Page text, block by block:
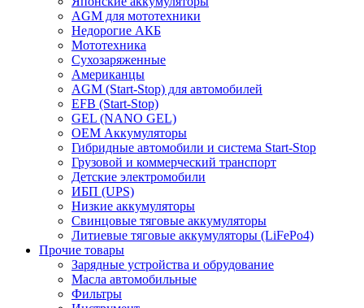
AGM для мототехники
Недорогие АКБ
Мототехника
Сухозаряженные
Американцы
AGM (Start-Stop) для автомобилей
EFB (Start-Stop)
GEL (NANO GEL)
OEM Аккумуляторы
Гибридные автомобили и система Start-Stop
Грузовой и коммерческий транспорт
Детские электромобили
ИБП (UPS)
Низкие аккумуляторы
Свинцовые тяговые аккумуляторы
Литиевые тяговые аккумуляторы (LiFePo4)
Прочие товары
Зарядные устройства и обрудование
Масла автомобильные
Фильтры